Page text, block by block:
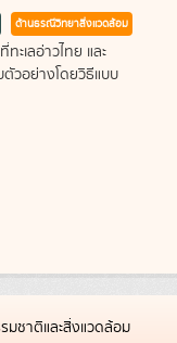
ด้านธรณีวิทยาสิ่งแวดล้อม
เลอ่าวไทย และ
วอย่างโดยวิธีแบบ
ชาติและสิ่งแวดล้อม